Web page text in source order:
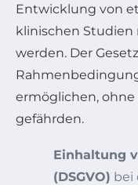
Entwicklung von
klinischen Studien
werden. Der
ermöglichen,
gefährden.
Einhaltung
(DSGVO) bei